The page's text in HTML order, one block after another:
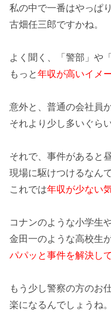
私の中で一番はやっぱり
古畑任三郎ですかね。
よく聞く、 「警部」や
もっと年収が高いイメ
意外と、普通の会社員
それより少し多いぐら
それで、 事件があると
現場に駆けつけるなんて
これでは年収が少ない
コナンのような小学生
金田一のような高校生
パパッと事件を解決し
もう少し警察の方のお
楽になるんでしょうね。